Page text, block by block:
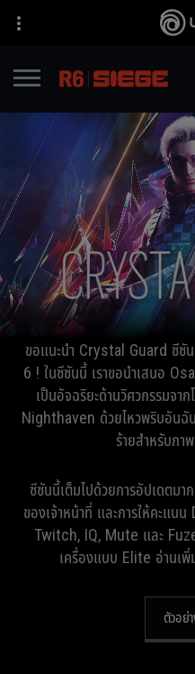
ขอแนะนำ Crystal Guard ซี
6 ! ในซีซันนี้ เราขอนำเสนอ
เป็นอัจฉริยะด้านวิศวกรรมจา
Nighthaven ด้วยไหวพริบอันฉั
ร้ายสำหรับภา
ซีซันนี้เต็มไปด้วยการอัปเดตมา
ของเจ้าหน้าที่ และการให้คะแน
Twitch, IQ, Mute และ
เครื่องแบบ Elite อ่านเ
ตัวอย่